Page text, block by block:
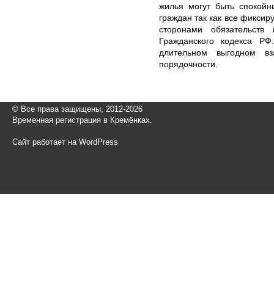
жилья могут быть
граждан так как все
сторонами
Гражданского кодекса
длительном выгодном
порядочности.
© Все права защищены, 2012-2026
Временная регистрация в Кремёнках.
Сайт работает на WordPress